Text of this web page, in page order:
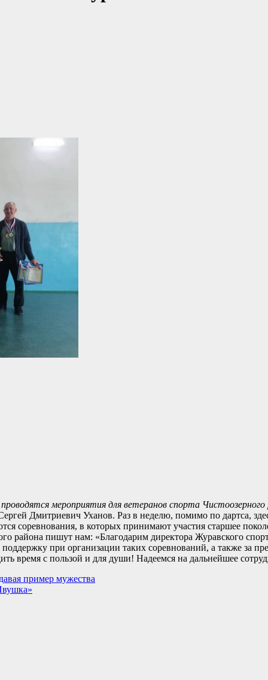
мероприятия для ветеранов спорта Чистоозерного
Дмитриевич Уханов. Раз в неделю, помимо по дартса,
соревнования, в которых принимают участия старшее
района пишут нам: «Благодарим директора Журавского
при организации таких соревнований, а также за
время с пользой и для души! Надеемся на дальнейшее
пример мужества